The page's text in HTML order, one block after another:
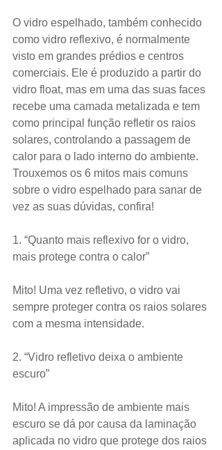
O vidro espelhado, também conhecido
como vidro reflexivo, é normalmente
visto em grandes prédios e centros
comerciais. Ele é produzido a partir do
vidro float, mas em uma das suas faces
recebe uma camada metalizada e tem
como principal função refletir os raios
solares, controlando a passagem de
calor para o lado interno do ambiente.
Trouxemos os 6 mitos mais comuns
sobre o vidro espelhado para sanar de
vez as suas dúvidas, confira!
1. “Quanto mais reflexivo for o vidro,
mais protege contra o calor”
Mito! Uma vez refletivo, o vidro vai
sempre proteger contra os raios solares
com a mesma intensidade.
2. “Vidro refletivo deixa o ambiente
escuro”
Mito! A impressão de ambiente mais
escuro se dá por causa da laminação
aplicada no vidro que protege dos raios